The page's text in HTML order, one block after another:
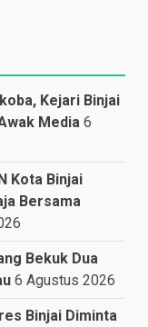
Kejari Binjai
Media 6
Kota Binjai
Bersama
Bekuk Dua
6 Agustus 2026
Binjai Diminta